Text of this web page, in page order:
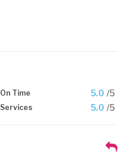
On Time 5.0 /5
Services 5.0 /5